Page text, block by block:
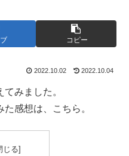
コピー
2022.10.02 2022.10.04
みました。
感想は、こちら。